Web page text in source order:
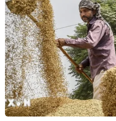
Xem trực tiếp Indonesia-
Việt Nam tại ASEAN Cup
2026 trên kênh nào?
03/08/2026 09:21